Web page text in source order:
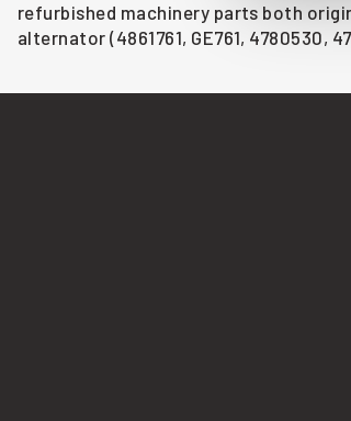
refurbished machinery parts both
alternator (4861761, GE761, 4780530,